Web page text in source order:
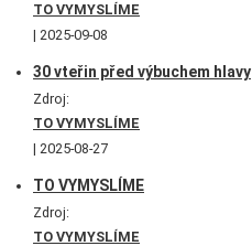
TO VYMYSLÍME
2025-09-08
30 vteřin před výbuchem hlavy
Zdroj:
TO VYMYSLÍME
2025-08-27
TO VYMYSLÍME
Zdroj:
TO VYMYSLÍME